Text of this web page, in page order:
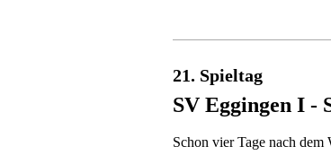
21. Spieltag
SV Eggingen I -
Schon vier Tage nach